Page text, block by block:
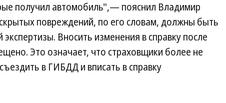
получил автомобиль",— пояснил Владимир
повреждений, по его словам, должны быть
Вносить изменения в справку после
Это означает, что страховщики более не
в ГИБДД и вписать в справку